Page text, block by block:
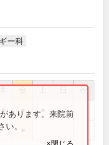
ー科
祝
● ●
あります。来院前
い。
×閉じる